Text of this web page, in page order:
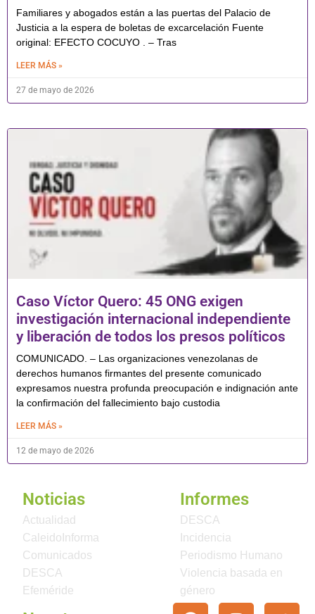
Familiares y abogados están a las puertas del Palacio de
Justicia a la espera de boletas de excarcelación Fuente
original: EFECTO COCUYO . – Tras
LEER MÁS »
27 de mayo de 2026
Caso Víctor Quero: 45 ONG exigen
investigación internacional independiente
y liberación de todos los presos políticos
COMUNICADO. – Las organizaciones venezolanas de
derechos humanos firmantes del presente comunicado
expresamos nuestra profunda preocupación e indignación ante
la confirmación del fallecimiento bajo custodia
LEER MÁS »
12 de mayo de 2026
Noticias
Actualidad
CaleidoInforma
Comunicados
DESCA
Efeméride
Informes
DESCA
Incidencia
Periodismo Humano
Violencia basada en
género